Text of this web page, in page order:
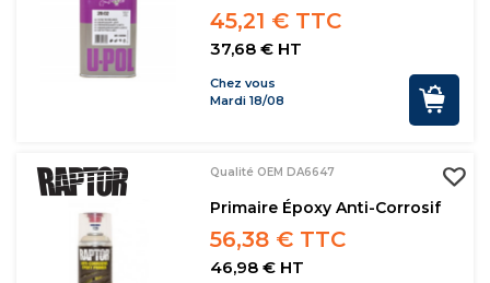
45,21 € TTC
37,68 € HT
Chez vous
Mardi 18/08
Qualité OEM DA6647
Primaire Époxy Anti-Corrosif
56,38 € TTC
46,98 € HT